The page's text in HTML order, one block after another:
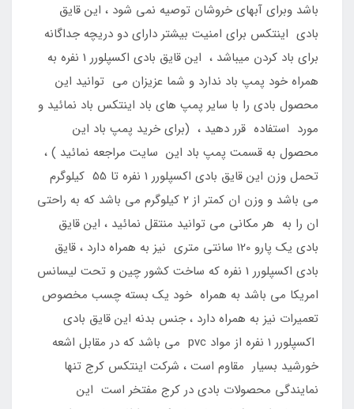
باشد وبرای آبهای خروشان توصیه نمی شود ، این قایق
بادی اینتکس برای امنیت بیشتر دارای دو دریچه جداگانه
برای باد کردن میباشد ، این قایق بادی اکسپلورر 1 نفره به
همراه خود پمپ باد ندارد و شما عزیزان می توانید این
محصول بادی را با سایر پمپ های باد اینتکس باد نمائید و
مورد استفاده قرر دهید ، (برای خرید پمپ باد این
محصول به قسمت پمپ باد این سایت مراجعه نمائید ) ،
تحمل وزن این قایق بادی اکسپلورر 1 نفره تا 55 کیلوگرم
می باشد و وزن ان کمتر از 2 کیلوگرم می باشد که به راحتی
ان را به هر مکانی می توانید منتقل نمائید ، این قایق
بادی یک پارو 120 سانتی متری نیز به همراه دارد ، قایق
بادی اکسپلورر 1 نفره که ساخت کشور چین و تحت لیسانس
امریکا می باشد به همراه خود یک بسته چسب مخصوص
تعمیرات نیز به همراه دارد ، جنس بدنه این قایق بادی
اکسپلورر 1 نفره از مواد pvc می باشد که در مقابل اشعه
خورشید بسیار مقاوم است ، شرکت اینتکس کرج تنها
نمایندگی محصولات بادی در کرج مفتخر است این